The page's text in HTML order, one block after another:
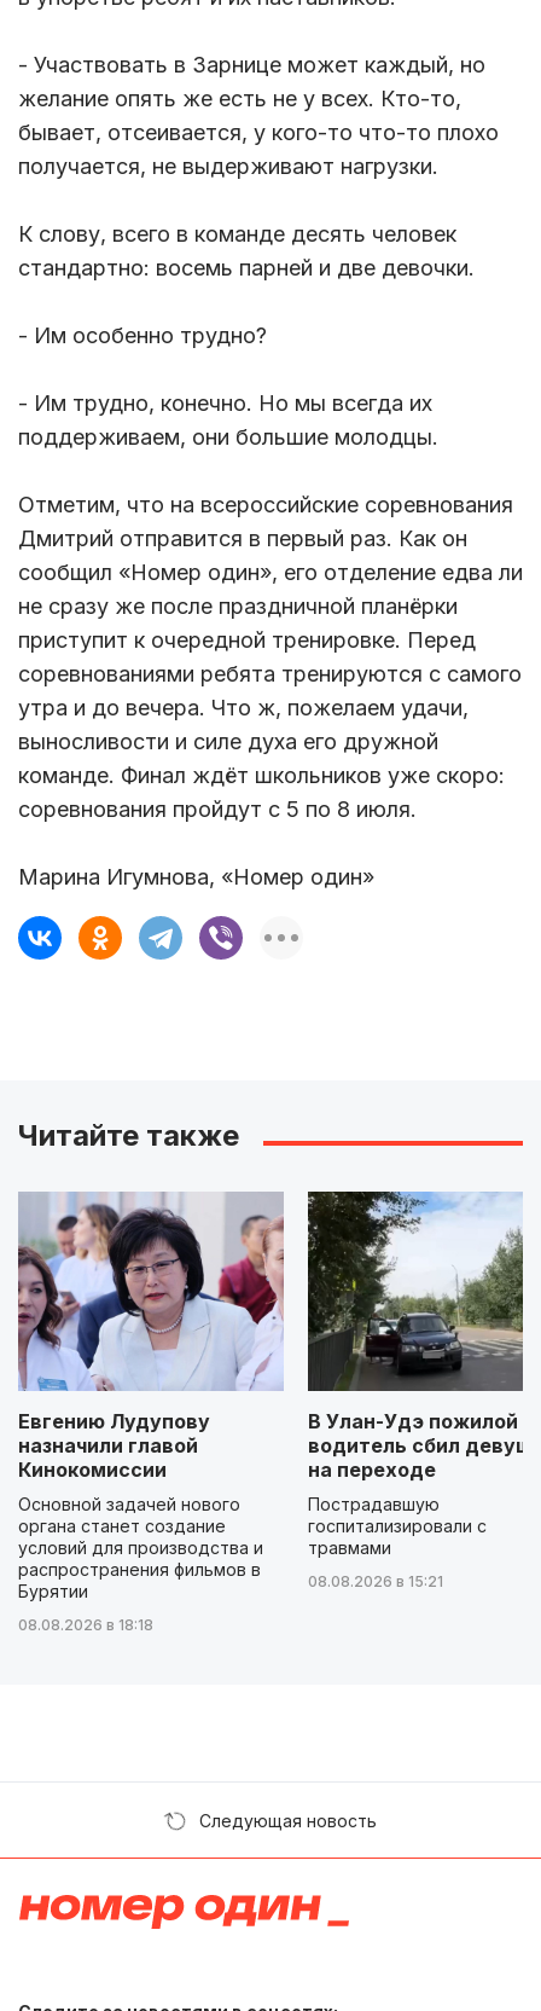
- Участвовать в Зарнице может каждый, но
желание опять же есть не у всех. Кто-то,
бывает, отсеивается, у кого-то что-то плохо
получается, не выдерживают нагрузки.
К слову, всего в команде десять человек
стандартно: восемь парней и две девочки.
- Им особенно трудно?
- Им трудно, конечно. Но мы всегда их
поддерживаем, они большие молодцы.
Отметим, что на всероссийские соревнования
Дмитрий отправится в первый раз. Как он
сообщил «Номер один», его отделение едва ли
не сразу же после праздничной планёрки
приступит к очередной тренировке. Перед
соревнованиями ребята тренируются с самого
утра и до вечера. Что ж, пожелаем удачи,
выносливости и силе духа его дружной
команде. Финал ждёт школьников уже скоро:
соревнования пройдут с 5 по 8 июля.
Марина Игумнова, «Номер один»
Читайте также
Евгению Лудупову
назначили главой
Кинокомиссии
Основной задачей нового
органа станет создание
условий для производства и
распространения фильмов в
Бурятии
08.08.2026 в 18:18
В Улан-Удэ пожилой
водитель сбил
на переходе
Пострадавшую
госпитализировали с
травмами
08.08.2026 в 15:21
Следующая новость